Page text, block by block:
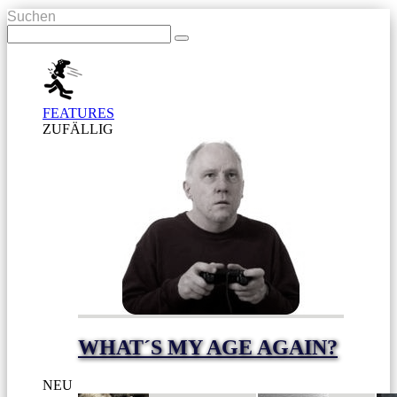
Suchen
FEATURES
ZUFÄLLIG
WHAT´S MY AGE AGAIN?
NEU